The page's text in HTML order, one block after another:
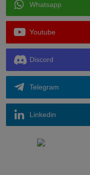
Whatsapp
Youtube
Discord
Telegram
Linkedin